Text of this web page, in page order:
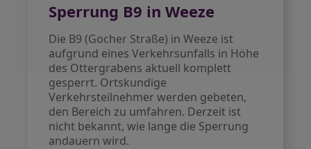
Sperrung B9 in Weeze
Die B9 (Gocher Straße) in Weeze ist
aufgrund eines Verkehrsunfalls in Höhe
des Ottergrabens aktuell komplett
gesperrt. Ortskundige
Verkehrsteilnehmer werden gebeten,
den Bereich zu umfahren. Derzeit ist
nicht bekannt, wie lange die Sperrung
andauern wird.